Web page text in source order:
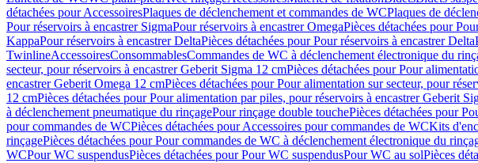
détachées pour AccessoiresPlaques de déclenchement et commandes de WCPlaques de
Pour réservoirs à encastrer SigmaPour réservoirs à encastrer OmegaPièces détachées pour
KappaPour réservoirs à encastrer DeltaPièces détachées pour Pour réservoirs à encastrer Delta
TwinlineAccessoiresConsommablesCommandes de WC à déclenchement électronique du
secteur, pour réservoirs à encastrer Geberit Sigma 12 cmPièces détachées pour Pour
encastrer Geberit Omega 12 cmPièces détachées pour Pour alimentation sur secteur, pour
12 cmPièces détachées pour Pour alimentation par piles, pour réservoirs à encastrer Geberit
à déclenchement pneumatique du rinçagePour rinçage double touchePièces détachées pour
pour commandes de WCPièces détachées pour Accessoires pour commandes de WCKits
rinçagePièces détachées pour Pour commandes de WC à déclenchement électronique du
WCPour WC suspendusPièces détachées pour Pour WC suspendusPour WC au solPièces